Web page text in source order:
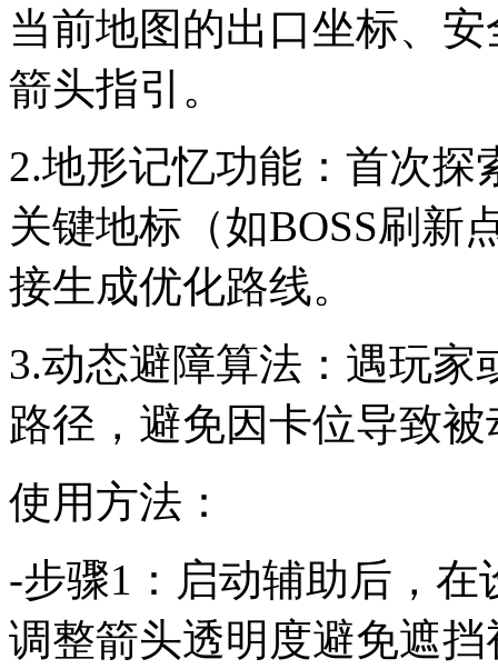
当前地图的出口坐标、
箭头指引。
2.地形记忆功能：首次
关键地标（如BOSS刷新
接生成优化路线。
3.动态避障算法：遇玩
路径，避免因卡位导致
使用方法：
-步骤1：启动辅助后，在
调整箭头透明度避免遮挡